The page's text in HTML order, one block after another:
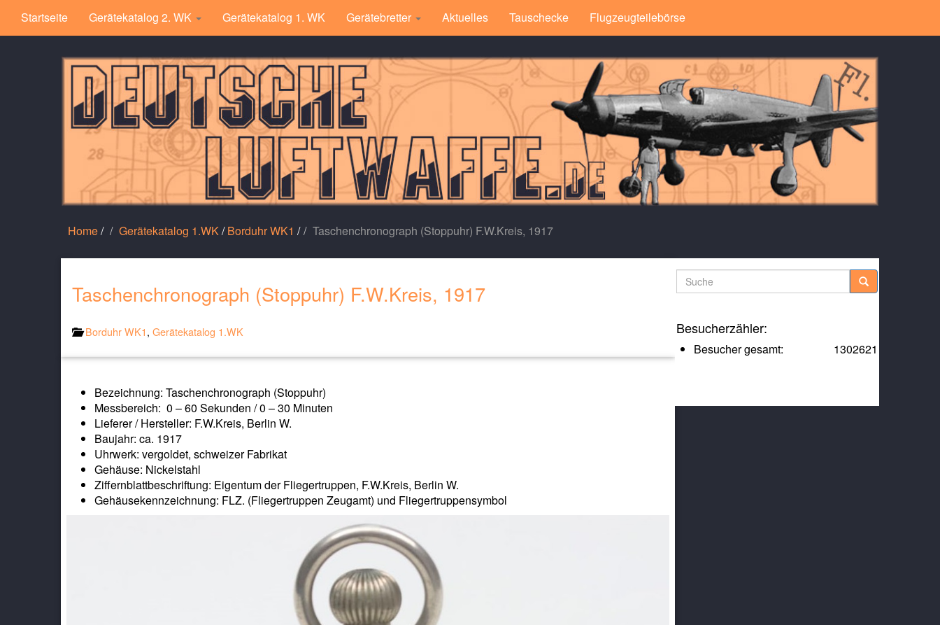
Startseite Gerätekatalog 2. WK Gerätekatalog 1. WK Gerätebretter Aktuelles Tauschecke Flugzeugteilebörse
Home/ Gerätekatalog 1.WK /Borduhr WK1 / Taschenchronograph (Stoppuhr) F.W.Kreis, 1917
Taschenchronograph (Stoppuhr) F.W.Kreis, 1917
Borduhr WK1, Gerätekatalog 1.WK
Bezeichnung: Taschenchronograph (Stoppuhr)
Messbereich: 0 – 60 Sekunden / 0 – 30 Minuten
Lieferer / Hersteller: F.W.Kreis, Berlin W.
Baujahr: ca. 1917
Uhrwerk: vergoldet, schweizer Fabrikat
Gehäuse: Nickelstahl
Ziffernblattbeschriftung: Eigentum der Fliegertruppen, F.W.Kreis, Berlin W.
Gehäusekennzeichnung: FLZ. (Fliegertruppen Zeugamt) und Fliegertruppensymbol
Suche
Besucherzähler:
1302621
Besucher gesamt: